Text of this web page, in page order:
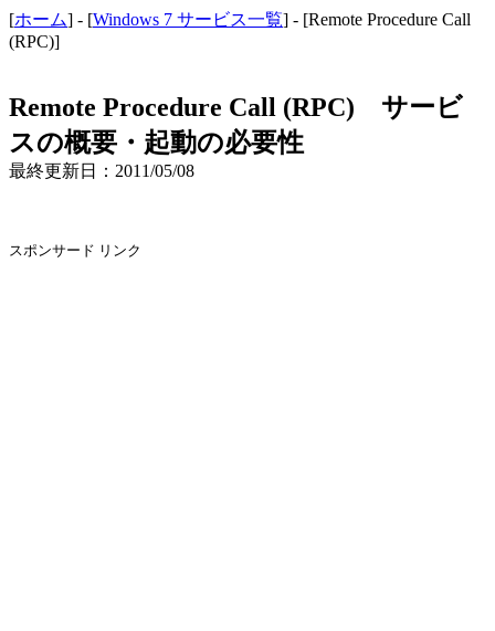
[ホーム] - [Windows 7 サービス一覧] - [Remote Procedure Call
(RPC)]
Remote Procedure Call (RPC) サービ
スの概要・起動の必要性
最終更新日：2011/05/08
スポンサード リンク